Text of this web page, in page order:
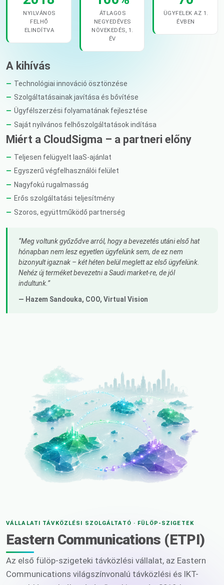
NYILVÁNOS
FELHŐ
ELINDÍTVA
ÁTLAGOS
NEGYEDÉVES
NÖVEKEDÉS, 1.
ÉV
ÜGYFELEK AZ 1.
ÉVBEN
A kihívás
Technológiai innováció ösztönzése
Szolgáltatásainak javítása és bővítése
Ügyfélszerzési folyamatának fejlesztése
Saját nyilvános felhőszolgáltatások indítása
Miért a CloudSigma – a partneri előny
Teljesen felügyelt IaaS-ajánlat
Egyszerű végfelhasználói felület
Nagyfokú rugalmasság
Erős szolgáltatási teljesítmény
Szoros, együttműködő partnerség
Meg voltunk győződve arról, hogy a bevezetés utáni első hat
hónapban nem lesz egyetlen ügyfelünk sem, de ez nem
bizonyult igaznak – két héten belül meglett az első ügyfelünk.
Nehéz új terméket bevezetni a Saudi market-re, de jól
indultunk.
— Hazem Sandouka, COO, Virtual Vision
VÁLLALATI TÁVKÖZLÉSI SZOLGÁLTATÓ · FÜLÖP-SZIGETEK
Eastern Communications (ETPI)
Az első fülöp-szigeteki távközlési vállalat, az Eastern
Communications világszínvonalú távközlési és IKT-